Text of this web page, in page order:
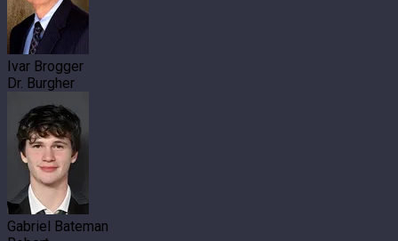
Ivar Brogger
Dr. Burgher
Gabriel Bateman